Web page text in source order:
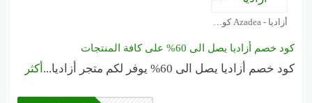
أزاديا - Azadea كوبون
كود خصم أزاديا يصل الى 60% على كافة المنتجات
كود خصم أزاديا يصل الى 60% يوفر لكم متجر أزاديا ... أكثر